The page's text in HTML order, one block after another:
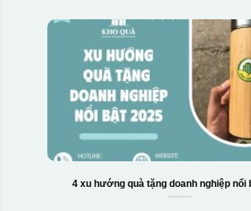
4 xu hướng quà tặng doanh nghiệp nổi